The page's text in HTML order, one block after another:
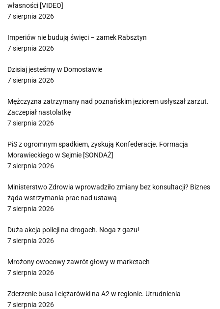
własności [VIDEO]
7 sierpnia 2026
Imperiów nie budują święci – zamek Rabsztyn
7 sierpnia 2026
Dzisiaj jesteśmy w Domostawie
7 sierpnia 2026
Mężczyzna zatrzymany nad poznańskim jeziorem usłyszał zarzut.
Zaczepiał nastolatkę
7 sierpnia 2026
PiS z ogromnym spadkiem, zyskują Konfederacje. Formacja
Morawieckiego w Sejmie [SONDAŻ]
7 sierpnia 2026
Ministerstwo Zdrowia wprowadziło zmiany bez konsultacji? Biznes
żąda wstrzymania prac nad ustawą
7 sierpnia 2026
Duża akcja policji na drogach. Noga z gazu!
7 sierpnia 2026
Mrożony owocowy zawrót głowy w marketach
7 sierpnia 2026
Zderzenie busa i ciężarówki na A2 w regionie. Utrudnienia
7 sierpnia 2026